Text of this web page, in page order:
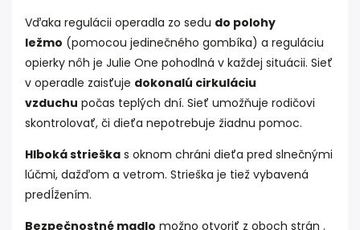
Vďaka regulácii operadla zo sedu do polohy
ležmo (pomocou jedinečného gombíka) a reguláciu
opierky nôh je Julie One pohodlná v každej situácii. Sieť
v operadle zaisťuje dokonalú cirkuláciu
vzduchu počas teplých dní. Sieť umožňuje rodičovi
skontrolovať, či dieťa nepotrebuje žiadnu pomoc.
Hlboká strieška s oknom chráni dieťa pred slnečnými
lúčmi, dažďom a vetrom. Strieška je tiež vybavená
predĺžením.
Bezpečnostné madlo možno otvoriť z oboch strán .